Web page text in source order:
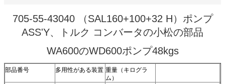
705-55-43040 （SAL160+100+32 H）ポンプ
ASS'Y、トルク コンバータの小松の部品
WA600のWD600ポンプ48kgs
部品番号 多用性がある装置 重量（キログラ
ム）